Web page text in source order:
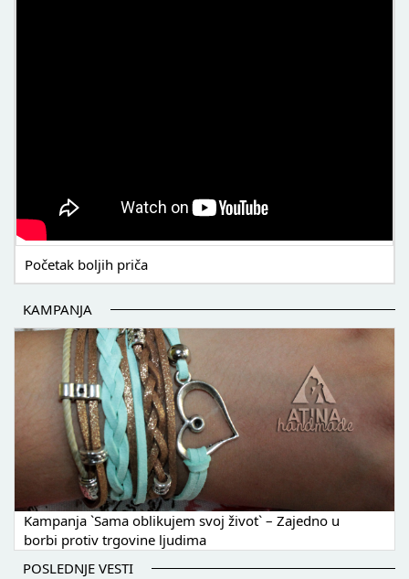
Početak boljih priča
KAMPANJA
Kampanja `Sama oblikujem svoj život` – Zajedno u
borbi protiv trgovine ljudima
POSLEDNJE VESTI